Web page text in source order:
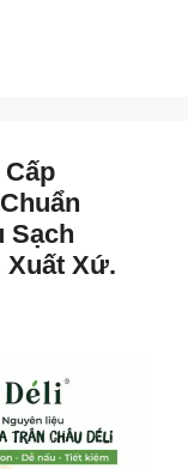
Sạch
Xuất Xứ.